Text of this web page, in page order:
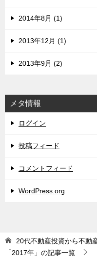
2014年8月 (1)
2013年12月 (1)
2013年9月 (2)
メタ情報
ログイン
投稿フィード
コメントフィード
WordPress.org
20代不動産投資から不動
「2017年」の記事一覧